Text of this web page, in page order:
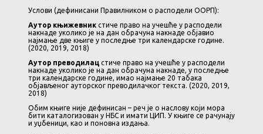
Услови (дефинисани Правилником о расподели ООРП):
Аутор књижевник стиче право на учешће у расподели
накнаде уколико је на дан обрачуна накнаде објавио
најмање две књиге у последње три календарске године.
(2020, 2019, 2018)
Аутор преводилац стиче право на учешће у расподели
накнаде уколико је на дан обрачуна накнаде, у последње
три календарске године, имао најмање 20 табака
објављеног ауторског прeвoдилачког текста. (2020, 2019,
2018)
Обим књиге није дефинисан – реч је о наслову који мора
бити каталогизован у НБС и имати ЦИП. У књиге се рачунају
и уџбеници, као и поновна издања.